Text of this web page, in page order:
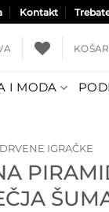
Kontakt
I MODA
DRVENE IGRAČKE